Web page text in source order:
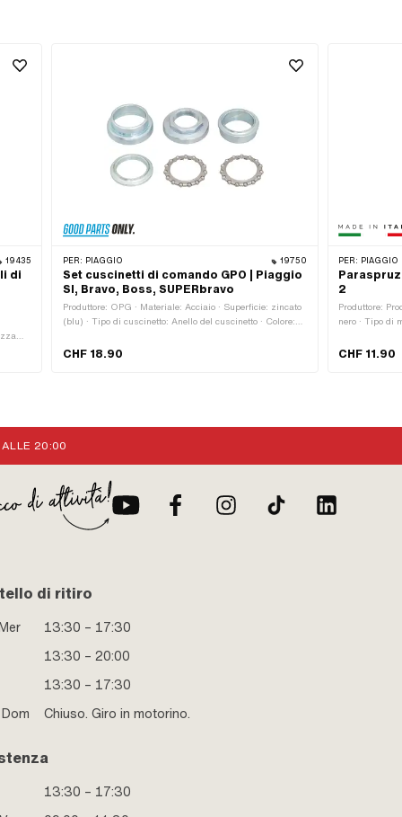
19435
di
·
PER: PIAGGIO 19750
Set cuscinetti di comando GPO | Piaggio
SI, Bravo, Boss, SUPERbravo
Produttore: OPG · Materiale: Acciaio · Superficie: zincato
(blu) · Tipo di cuscinetto: Anello del cuscinetto · Colore:
MF27,5x1 (filettatura a passo fine) · Numero OEM
CHF 18.90
PER: PIAGGIO
2
Produttore:
nero · Tipo di
CHF 11.90
ALLE 20:00
di ritiro
13:30 – 17:30
13:30 – 20:00
13:30 – 17:30
Chiuso. Giro in motorino.
13:30 – 17:30